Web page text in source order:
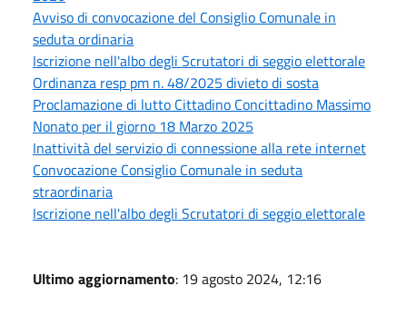
Avviso di convocazione del Consiglio Comunale in
seduta ordinaria
Iscrizione nell'albo degli Scrutatori di seggio elettorale
Ordinanza resp pm n. 48/2025 divieto di sosta
Proclamazione di lutto Cittadino Concittadino Massimo
Nonato per il giorno 18 Marzo 2025
Inattività del servizio di connessione alla rete internet
Convocazione Consiglio Comunale in seduta
straordinaria
Iscrizione nell'albo degli Scrutatori di seggio elettorale
Ultimo aggiornamento: 19 agosto 2024, 12:16